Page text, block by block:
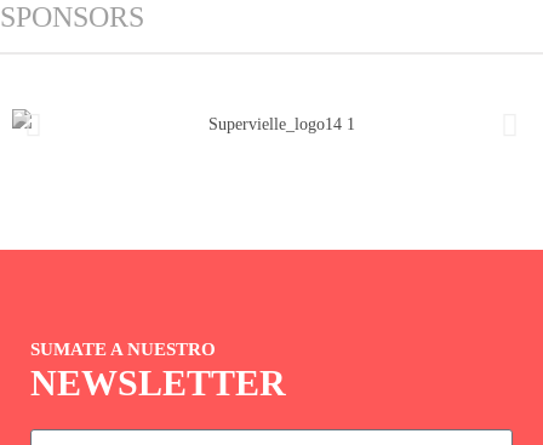
SPONSORS
SUMATE A NUESTRO
NEWSLETTER